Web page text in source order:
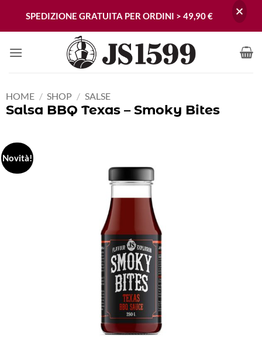
HOME / SHOP / SALSE
Salsa BBQ Texas – Smoky Bites
Novità!
SPEDIZIONE GRATUITA PER ORDINI > 49,90 €